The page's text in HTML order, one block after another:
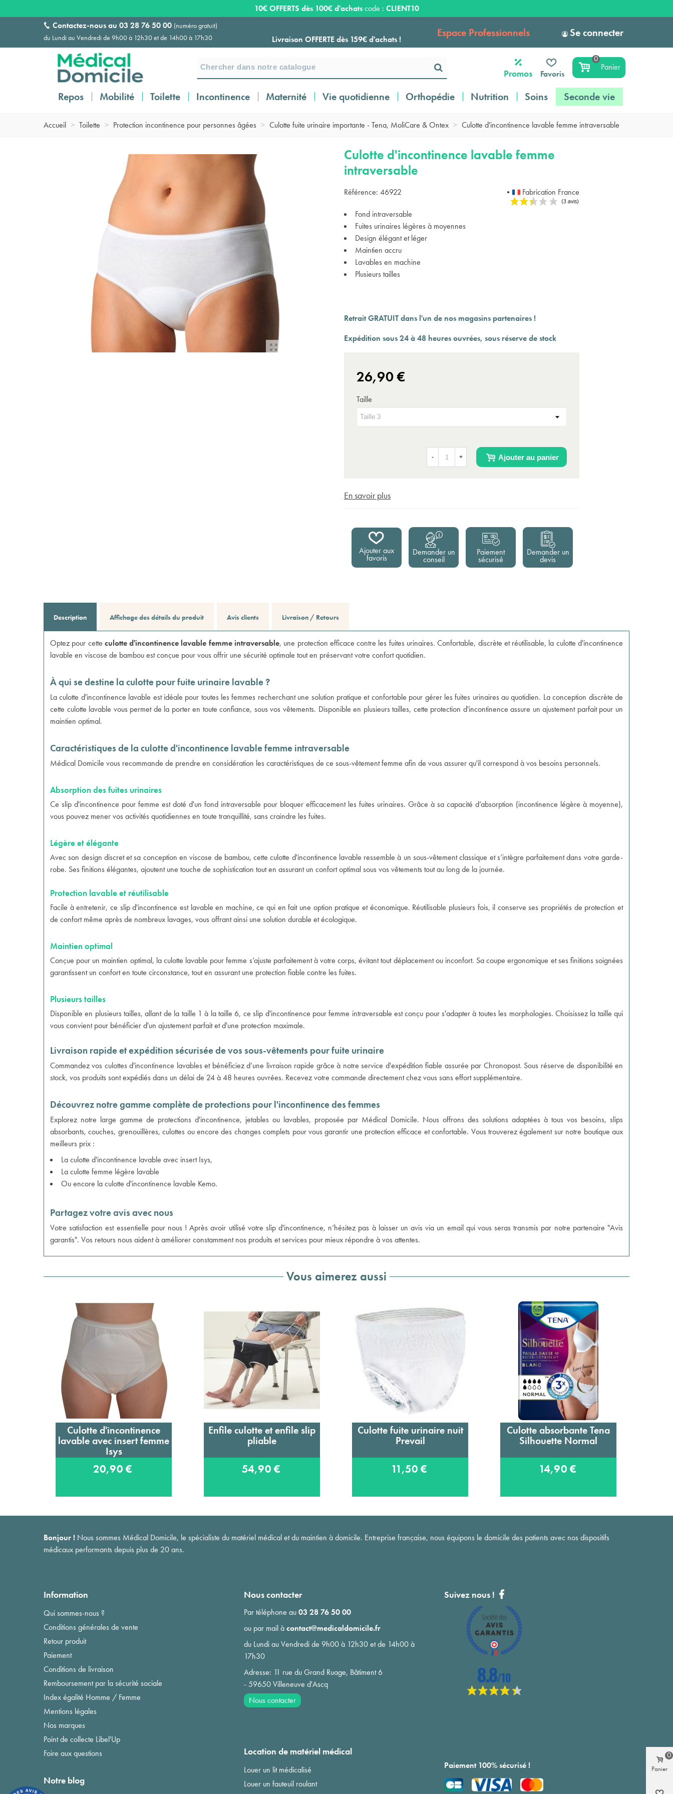
Payez en 3 ou 4 fois SANS FRAIS à partir de
100€
Livraison OFFERTE dès 159€ d'achats !
€
Expédition sous 24 à 48 heures ouvrées*
10€ OFFERTS dès 100€ d'achatscode : CLIENT10
Contactez-nous au 03 28 76 50 00 (numéro gratuit)
du Lundi au Vendredi de 9h00 à 12h30 et de 14h00 à 17h30
Espace Professionnels Se connecter
Promos Favoris
0
Panier
Repos Mobilité Toilette Incontinence Maternité Vie quotidienne Orthopédie Nutrition Soins Seconde vie
Accueil > Toilette > Protection incontinence pour personnes âgées > Culotte fuite urinaire importante - Tena, MoliCare & Ontex > Culotte d'incontinence lavable femme intraversable
Culotte d'incontinence lavable femme
intraversable
Référence: 46922 • Fabrication France
Fond intraversable
Fuites urinaires légères à moyennes
Design élégant et léger
Maintien accru
Lavables en machine
Plusieurs tailles
Retrait GRATUIT dans l'un de nos magasins partenaires !
Expédition sous 24 à 48 heures ouvrées, sous réserve de stock
26,90 €
- + Ajouter au panier
Taille
En savoir plus
Ajouter aux
favoris
Demander un
conseil
Paiement
sécurisé
Demander un
devis
Description Affichage des détails du produit Avis clients Livraison / Retours
Optez pour cette culotte d'incontinence lavable femme intraversable, une protection efficace contre les fuites urinaires. Confortable, discrète et réutilisable, la culotte d'incontinence
lavable en viscose de bambou est conçue pour vous offrir une sécurité optimale tout en préservant votre confort quotidien.
À qui se destine la culotte pour fuite urinaire lavable ?
La culotte d'incontinence lavable est idéale pour toutes les femmes recherchant une solution pratique et confortable pour gérer les fuites urinaires au quotidien. La conception discrète de
cette culotte lavable vous permet de la porter en toute confiance, sous vos vêtements. Disponible en plusieurs tailles, cette protection d'incontinence assure un ajustement parfait pour un
maintien optimal.
Caractéristiques de la culotte d'incontinence lavable femme intraversable
Médical Domicile vous recommande de prendre en considération les caractéristiques de ce sous-vêtement femme afin de vous assurer qu'il correspond à vos besoins personnels.
Absorption des fuites urinaires
Ce slip d'incontinence pour femme est doté d'un fond intraversable pour bloquer efficacement les fuites urinaires. Grâce à sa capacité d’absorption (incontinence légère à moyenne),
vous pouvez mener vos activités quotidiennes en toute tranquillité, sans craindre les fuites.
Légère et élégante
Avec son design discret et sa conception en viscose de bambou, cette culotte d'incontinence lavable ressemble à un sous-vêtement classique et s’intègre parfaitement dans votre garde-
robe. Ses finitions élégantes, ajoutent une touche de sophistication tout en assurant un confort optimal sous vos vêtements tout au long de la journée.
Protection lavable et réutilisable
Facile à entretenir, ce slip d'incontinence est lavable en machine, ce qui en fait une option pratique et économique. Réutilisable plusieurs fois, il conserve ses propriétés de protection et
de confort même après de nombreux lavages, vous offrant ainsi une solution durable et écologique.
Maintien optimal
Conçue pour un maintien optimal, la culotte lavable pour femme s’ajuste parfaitement à votre corps, évitant tout déplacement ou inconfort. Sa coupe ergonomique et ses finitions soignées
garantissent un confort en toute circonstance, tout en assurant une protection fiable contre les fuites.
Plusieurs tailles
Disponible en plusieurs tailles, allant de la taille 1 à la taille 6, ce slip d'incontinence pour femme intraversable est conçu pour s'adapter à toutes les morphologies. Choisissez la taille qui
vous convient pour bénéficier d'un ajustement parfait et d'une protection maximale.
Livraison rapide et expédition sécurisée de vos sous-vêtements pour fuite urinaire
Commandez vos culottes d'incontinence lavables et bénéficiez d’une livraison rapide grâce à notre service d'expédition fiable assurée par Chronopost. Sous réserve de disponibilité en
stock, vos produits sont expédiés dans un délai de 24 à 48 heures ouvrées. Recevez votre commande directement chez vous sans effort supplémentaire.
Découvrez notre gamme complète de protections pour l'incontinence des femmes
Explorez notre large gamme de protections d'incontinence, jetables ou lavables, proposée par Médical Domicile. Nous offrons des solutions adaptées à tous vos besoins, slips
absorbants, couches, grenouillères, culottes ou encore des changes complets pour vous garantir une protection efficace et confortable. Vous trouverez également sur notre boutique aux
meilleurs prix :
Laculotte d'incontinence lavable avec insert Isys,
Laculotte femme légère lavable
Ou encore laculotte d'incontinence lavable Kemo.
Partagez votre avis avec nous
Votre satisfaction est essentielle pour nous ! Après avoir utilisé votre slip d'incontinence, n’hésitez pas à laisser un avis via un email qui vous seras transmis par notre partenaire "Avis
garantis". Vos retours nous aident à améliorer constamment nos produits et services pour mieux répondre à vos attentes.
Vous aimerez aussi
Ajouter au panier
Culotte d'incontinence
lavable avec insert femme
Isys
20,90 €
Ajouter au panier
Enfile culotte et enfile slip
pliable
54,90 €
Ajouter au panier
Culotte fuite urinaire nuit
Prevail
11,50 €
Ajouter au panier
Culotte absorbante Tena
Silhouette Normal
14,90 €
Bonjour ! Nous sommes Médical Domicile, le spécialiste du matériel médical et du maintien à domicile. Entreprise française, nous équipons le domicile des patients avec nos dispositifs
médicaux performants depuis plus de 20 ans.
Information
Qui sommes-nous ?
Conditions générales de vente
Retour produit
Paiement
Conditions de livraison
Remboursement par la sécurité sociale
Index égalité Homme / Femme
Mentions légales
Nos marques
Point de collecte Libel'Up
Foire aux questions
Nous contacter
Par téléphone au03 28 76 50 00
ou par mail àcontact@medicaldomicile.fr
du Lundi au Vendredi de 9h00 à 12h30 et de 14h00 à
17h30
Adresse: 11 rue du Grand Ruage, Bâtiment 6
- 59650 Villeneuve d'Ascq
Nous contacter
Suivez nous !
Notre blog
Location de matériel médical
Louer un lit médicalisé
Louer un fauteuil roulant
Paiement 100% sécurisé ! Panier
0